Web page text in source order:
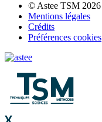
© Astee TSM 2026
Mentions légales
Crédits
Préférences cookies